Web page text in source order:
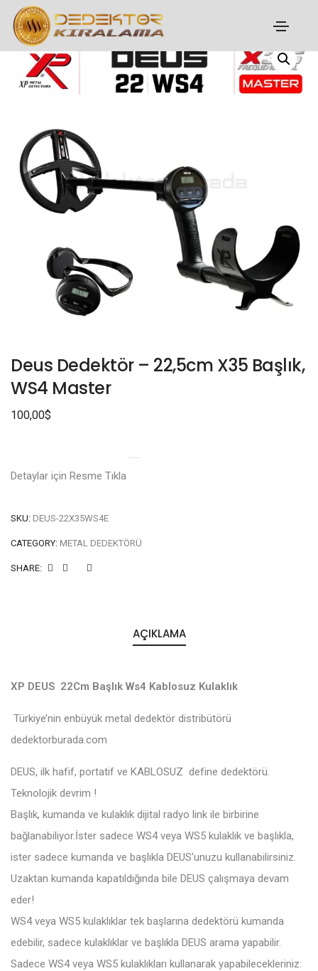
Deus Dedektör – 22,5cm X35 Başlık,
WS4 Master
100,00$
Detaylar için Resme Tıkla
SKU: DEUS-22X35WS4E
CATEGORY: METAL DEDEKTÖRÜ
SHARE:
AÇIKLAMA
XP DEUS 22Cm Başlık Ws4 Kablosuz Kulaklık
Türkiye’nin enbüyük metal dedektör distribütörü
dedektorburada.com
DEUS, ilk hafif, portatif ve KABLOSUZ define dedektörü.
Teknolojik devrim !
Başlık, kumanda ve kulaklık dijital radyo link ile birbirine
bağlanabiliyor.İster sadece WS4 veya WS5 kulaklık ve başlıkla,
ister sadece kumanda ve başlıkla DEUS’unuzu kullanabilirsiniz.
Uzaktan kumanda kapatıldığında bile DEUS çalışmaya devam
eder!
WS4 veya WS5 kulaklıklar tek başlarına dedektörü kumanda
edebilir, sadece kulaklıklar ve başlıkla DEUS arama yapabilir.
Sadece WS4 veya WS5 kulaklıkları kullanarak yapabilecekleriniz: